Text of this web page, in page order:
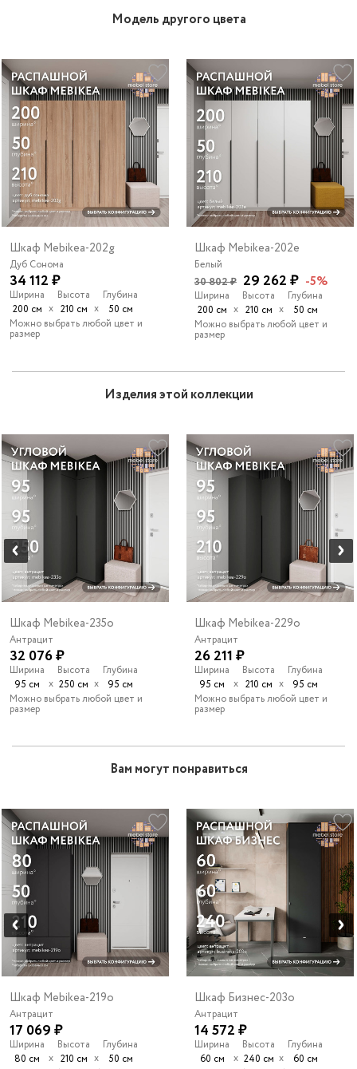
Модель другого цвета
Шкаф Mebikea-202g
Дуб Сонома
34 112 ₽
Ширина
200 см х
Высота
210 см х
Глубина
50 см
Можно выбрать любой цвет и
размер
Шкаф Mebikea-202e
Белый
30 802 ₽ 29 262 ₽ -5%
Ширина
200 см х
Высота
210 см х
Глубина
50 см
Можно выбрать любой цвет и
размер
Изделия этой коллекции
Шкаф Mebikea-235o
Антрацит
32 076 ₽
Ширина
95 см
х
Высота
250 см х
Глубина
95 см
Можно выбрать любой цвет и
размер
Шкаф Mebikea-229o
Антрацит
26 211 ₽
Ширина
95 см
х
Высота
210 см х
Глубина
95 см
Можно выбрать любой цвет и
размер
Вам могут понравиться
Шкаф Mebikea-219o
Антрацит
17 069 ₽
Ширина
80 см
х
Высота
210 см х
Глубина
50 см
Шкаф Бизнес-203o
Антрацит
14 572 ₽
Ширина
60 см
х
Высота
240 см х
Глубина
60 см